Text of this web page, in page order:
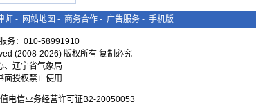
师 - 网站地图 - 商务合作 - 广告服务 - 手机版
务：010-58991910
(2008-2026) 版权所有 复制必究
、辽宁省气象局
面授权禁止使用
电信业务经营许可证B2-20050053